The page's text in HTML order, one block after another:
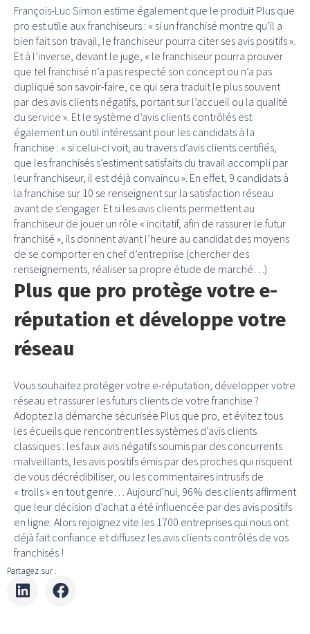
François-Luc Simon estime également que le produit Plus que
pro est utile aux franchiseurs : « si un franchisé montre qu’il a
bien fait son travail, le franchiseur pourra citer ses avis positifs ».
Et à l’inverse, devant le juge, « le franchiseur pourra prouver
que tel franchisé n’a pas respecté son concept ou n’a pas
dupliqué son savoir-faire, ce qui sera traduit le plus souvent
par des avis clients négatifs, portant sur l’accueil ou la qualité
du service ». Et le système d’avis clients contrôlés est
également un outil intéressant pour les candidats à la
franchise : « si celui-ci voit, au travers d’avis clients certifiés,
que les franchisés s’estiment satisfaits du travail accompli par
leur franchiseur, il est déjà convaincu ». En effet, 9 candidats à
la franchise sur 10 se renseignent sur la satisfaction réseau
avant de s’engager. Et si les avis clients permettent au
franchiseur de jouer un rôle « incitatif, afin de rassurer le futur
franchisé », ils donnent avant l’heure au candidat des moyens
de se comporter en chef d’entreprise (chercher des
renseignements, réaliser sa propre étude de marché…)
Plus que pro protège votre e-
réputation et développe votre
réseau
Vous souhaitez protéger votre e-réputation, développer votre
réseau et rassurer les futurs clients de votre franchise ?
Adoptez la démarche sécurisée Plus que pro, et évitez tous
les écueils que rencontrent les systèmes d’avis clients
classiques : les faux avis négatifs soumis par des concurrents
malveillants, les avis positifs émis par des proches qui risquent
de vous décrédibiliser, ou les commentaires intrusifs de
« trolls » en tout genre… Aujourd’hui, 96% des clients affirment
que leur décision d’achat a été influencée par des avis positifs
en ligne. Alors rejoignez vite les 1700 entreprises qui nous ont
déjà fait confiance et diffusez les avis clients contrôlés de vos
franchisés !
Partagez sur :